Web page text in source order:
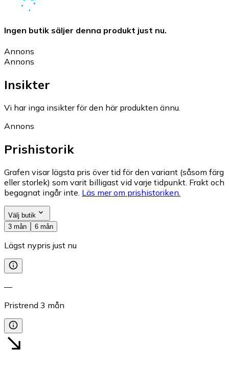
Ingen butik säljer denna produkt just nu.
Annons
Annons
Insikter
Vi har inga insikter för den här produkten ännu.
Annons
Prishistorik
Grafen visar lägsta pris över tid för den variant (såsom färg
eller storlek) som varit billigast vid varje tidpunkt. Frakt och
begagnat ingår inte. Läs mer om prishistoriken.
Välj butik
3 mån
6 mån
Lägst nypris just nu
—
Pristrend 3 mån